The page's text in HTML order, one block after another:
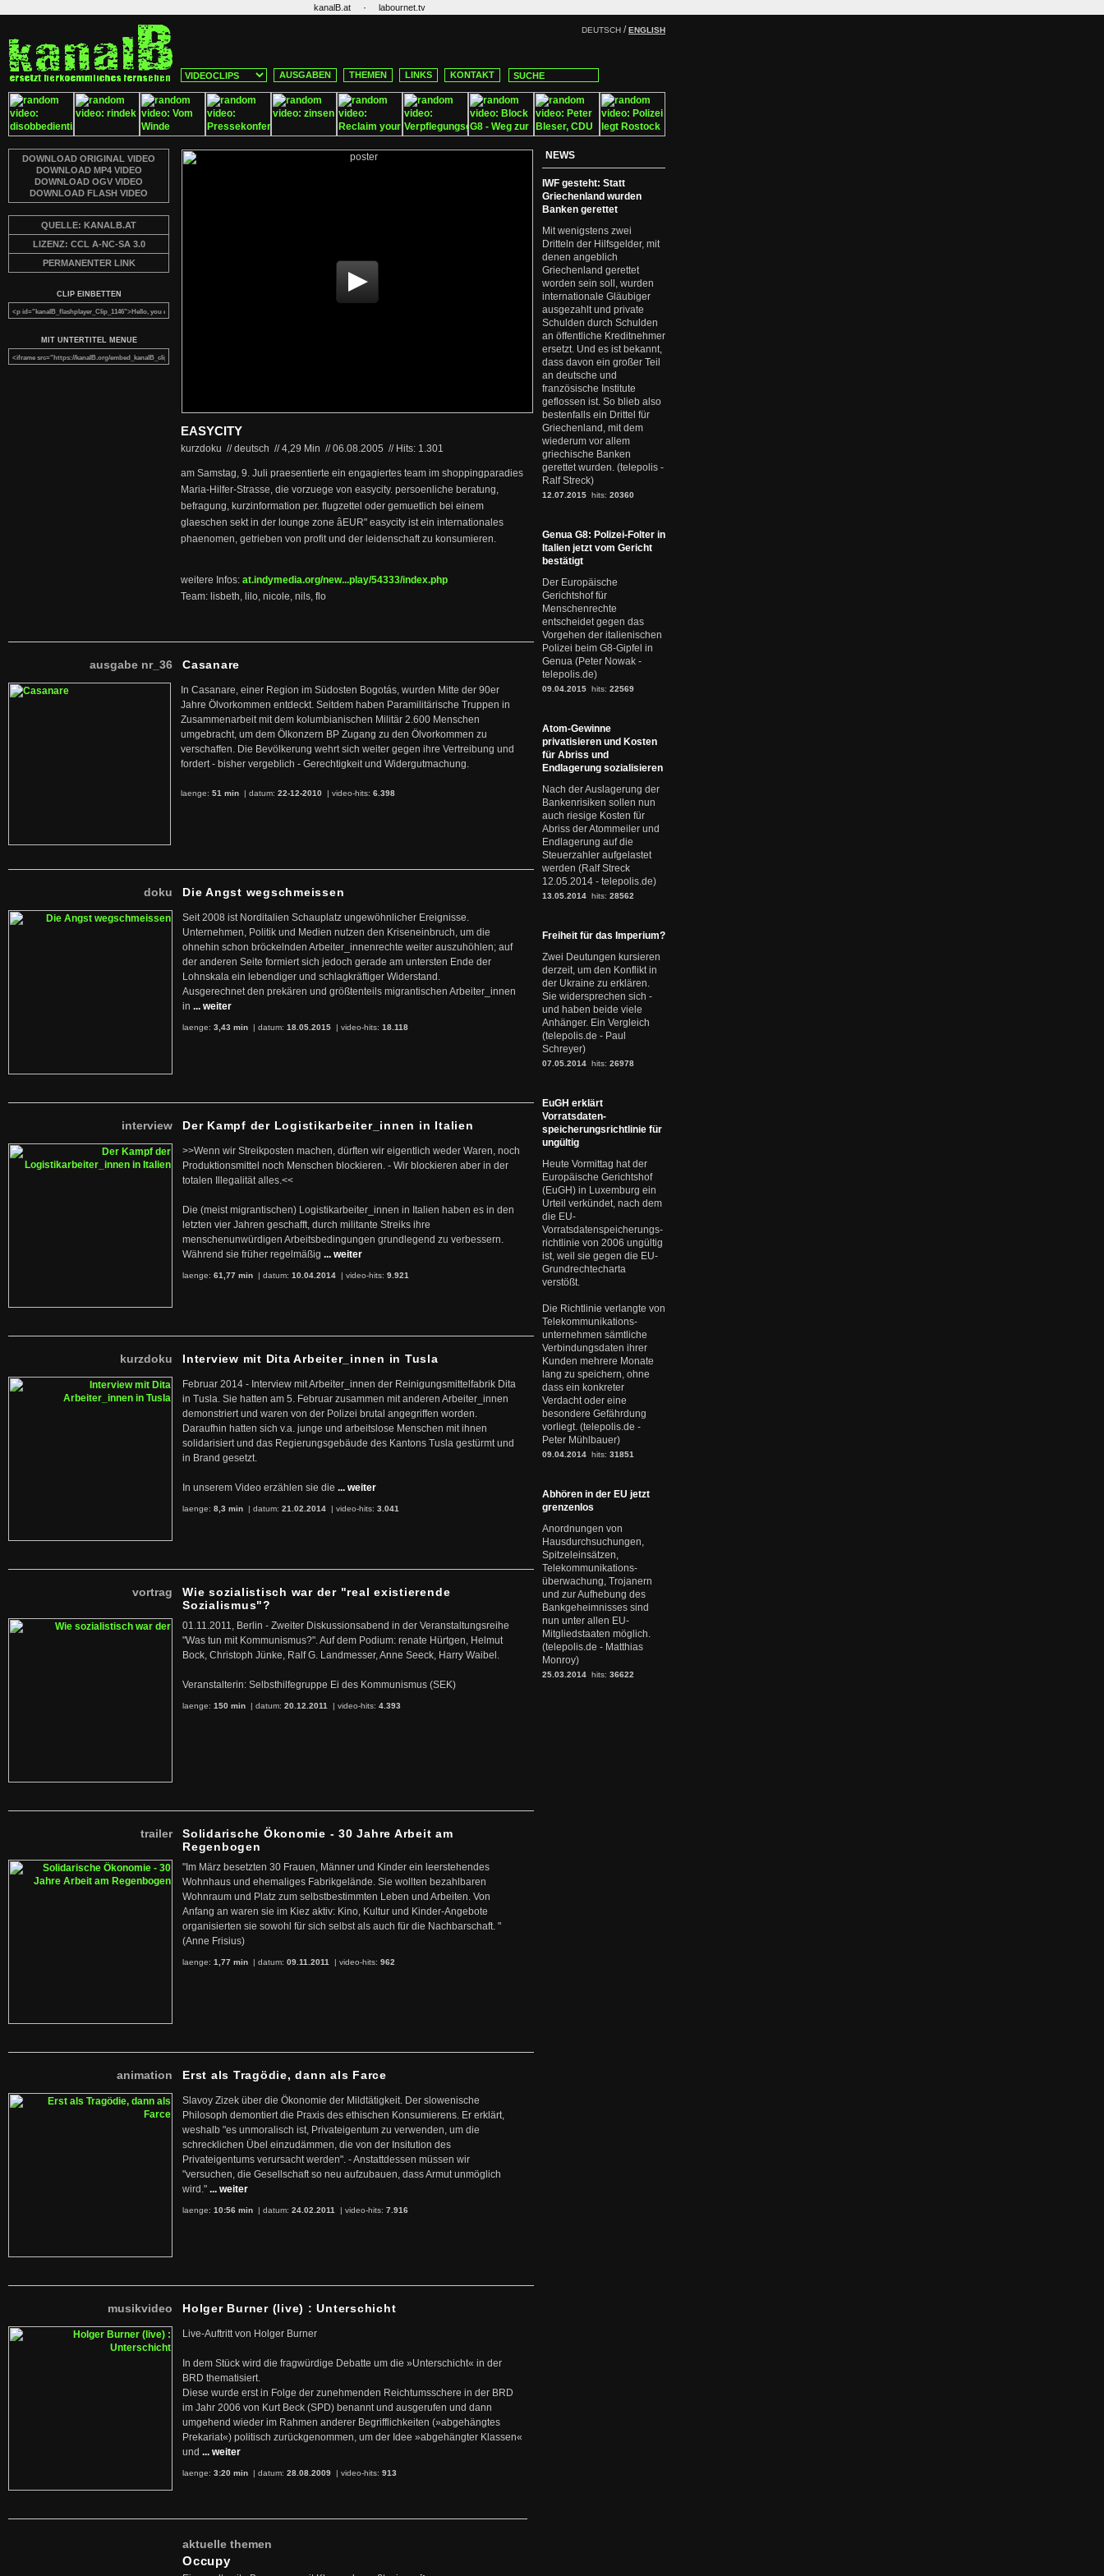
kanalB.at · labournet.tv
DEUTSCH /ENGLISH
AUSGABEN THEMEN LINKS KONTAKT
DOWNLOAD ORIGINAL VIDEO
DOWNLOAD MP4 VIDEO
DOWNLOAD OGV VIDEO
DOWNLOAD FLASH VIDEO
QUELLE: KANALB.AT
LIZENZ: CCL A-NC-SA 3.0
PERMANENTER LINK
CLIP EINBETTEN
MIT UNTERTITEL MENUE
EASYCITY
kurzdoku // deutsch //4,29 Min //06.08.2005 // Hits: 1.301
am Samstag, 9. Juli praesentierte ein engagiertes team im shoppingparadies
Maria-Hilfer-Strasse, die vorzuege von easycity. persoenliche beratung,
befragung, kurzinformation per. flugzettel oder gemuetlich bei einem
glaeschen sekt in der lounge zone âEUR" easycity ist ein internationales
phaenomen, getrieben von profit und der leidenschaft zu konsumieren.
weitere Infos: at.indymedia.org/new...play/54333/index.php
Team: lisbeth, lilo, nicole, nils, flo
ausgabe nr_36 Casanare
In Casanare, einer Region im Südosten Bogotás, wurden Mitte der 90er
Jahre Ölvorkommen entdeckt. Seitdem haben Paramilitärische Truppen in
Zusammenarbeit mit dem kolumbianischen Militär 2.600 Menschen
umgebracht, um dem Ölkonzern BP Zugang zu den Ölvorkommen zu
verschaffen. Die Bevölkerung wehrt sich weiter gegen ihre Vertreibung und
fordert - bisher vergeblich - Gerechtigkeit und Widergutmachung.
laenge: 51 min | datum: 22-12-2010 | video-hits: 6.398
doku Die Angst wegschmeissen
Seit 2008 ist Norditalien Schauplatz ungewöhnlicher Ereignisse.
Unternehmen, Politik und Medien nutzen den Kriseneinbruch, um die
ohnehin schon bröckelnden Arbeiter_innenrechte weiter auszuhöhlen; auf
der anderen Seite formiert sich jedoch gerade am untersten Ende der
Lohnskala ein lebendiger und schlagkräftiger Widerstand.
Ausgerechnet den prekären und größtenteils migrantischen Arbeiter_innen
in ... weiter
laenge: 3,43 min | datum: 18.05.2015 | video-hits: 18.118
interview Der Kampf der Logistikarbeiter_innen in Italien
>>Wenn wir Streikposten machen, dürften wir eigentlich weder Waren, noch
Produktionsmittel noch Menschen blockieren. - Wir blockieren aber in der
totalen Illegalität alles.<<
Die (meist migrantischen) Logistikarbeiter_innen in Italien haben es in den
letzten vier Jahren geschafft, durch militante Streiks ihre
menschenunwürdigen Arbeitsbedingungen grundlegend zu verbessern.
Während sie früher regelmäßig ... weiter
laenge: 61,77 min | datum: 10.04.2014 | video-hits: 9.921
kurzdoku Interview mit Dita Arbeiter_innen in Tusla
Februar 2014 - Interview mit Arbeiter_innen der Reinigungsmittelfabrik Dita
in Tusla. Sie hatten am 5. Februar zusammen mit anderen Arbeiter_innen
demonstriert und waren von der Polizei brutal angegriffen worden.
Daraufhin hatten sich v.a. junge und arbeitslose Menschen mit ihnen
solidarisiert und das Regierungsgebäude des Kantons Tusla gestürmt und
in Brand gesetzt.
In unserem Video erzählen sie die ... weiter
laenge: 8,3 min | datum: 21.02.2014 | video-hits: 3.041
vortrag
Wie sozialistisch war der "real existierende
Sozialismus"?
01.11.2011, Berlin - Zweiter Diskussionsabend in der Veranstaltungsreihe
"Was tun mit Kommunismus?". Auf dem Podium: renate Hürtgen, Helmut
Bock, Christoph Jünke, Ralf G. Landmesser, Anne Seeck, Harry Waibel.
Veranstalterin: Selbsthilfegruppe Ei des Kommunismus (SEK)
laenge: 150 min | datum: 20.12.2011 | video-hits: 4.393
trailer
Solidarische Ökonomie - 30 Jahre Arbeit am
Regenbogen
"Im März besetzten 30 Frauen, Männer und Kinder ein leerstehendes
Wohnhaus und ehemaliges Fabrikgelände. Sie wollten bezahlbaren
Wohnraum und Platz zum selbstbestimmten Leben und Arbeiten. Von
Anfang an waren sie im Kiez aktiv: Kino, Kultur und Kinder-Angebote
organisierten sie sowohl für sich selbst als auch für die Nachbarschaft. "
(Anne Frisius)
laenge: 1,77 min | datum: 09.11.2011 | video-hits: 962
animation Erst als Tragödie, dann als Farce
Slavoy Zizek über die Ökonomie der Mildtätigkeit. Der slowenische
Philosoph demontiert die Praxis des ethischen Konsumierens. Er erklärt,
weshalb "es unmoralisch ist, Privateigentum zu verwenden, um die
schrecklichen Übel einzudämmen, die von der Insitution des
Privateigentums verursacht werden". - Anstattdessen müssen wir
"versuchen, die Gesellschaft so neu aufzubauen, dass Armut unmöglich
wird." ... weiter
laenge: 10:56 min | datum: 24.02.2011 | video-hits: 7.916
musikvideo Holger Burner (live) : Unterschicht
Live-Auftritt von Holger Burner
In dem Stück wird die fragwürdige Debatte um die »Unterschicht« in der
BRD thematisiert.
Diese wurde erst in Folge der zunehmenden Reichtumsschere in der BRD
im Jahr 2006 von Kurt Beck (SPD) benannt und ausgerufen und dann
umgehend wieder im Rahmen anderer Begrifflichkeiten (»abgehängtes
Prekariat«) politisch zurückgenommen, um der Idee »abgehängter Klassen«
und ... weiter
laenge: 3:20 min | datum: 28.08.2009 | video-hits: 913
aktuelle themen
Occupy
NEWS
IWF gesteht: Statt
Griechenland wurden
Banken gerettet
Mit wenigstens zwei
Dritteln der Hilfsgelder, mit
denen angeblich
Griechenland gerettet
worden sein soll, wurden
internationale Gläubiger
ausgezahlt und private
Schulden durch Schulden
an öffentliche Kreditnehmer
ersetzt. Und es ist bekannt,
dass davon ein großer Teil
an deutsche und
französische Institute
geflossen ist. So blieb also
bestenfalls ein Drittel für
Griechenland, mit dem
wiederum vor allem
griechische Banken
gerettet wurden. (telepolis -
Ralf Streck)
12.07.2015 hits: 20360
Genua G8: Polizei-Folter in
Italien jetzt vom Gericht
bestätigt
Der Europäische
Gerichtshof für
Menschenrechte
entscheidet gegen das
Vorgehen der italienischen
Polizei beim G8-Gipfel in
Genua (Peter Nowak -
telepolis.de)
09.04.2015 hits: 22569
Atom-Gewinne
privatisieren und Kosten
für Abriss und
Endlagerung sozialisieren
Nach der Auslagerung der
Bankenrisiken sollen nun
auch riesige Kosten für
Abriss der Atommeiler und
Endlagerung auf die
Steuerzahler aufgelastet
werden (Ralf Streck
12.05.2014 - telepolis.de)
13.05.2014 hits: 28562
Freiheit für das Imperium?
Zwei Deutungen kursieren
derzeit, um den Konflikt in
der Ukraine zu erklären.
Sie widersprechen sich -
und haben beide viele
Anhänger. Ein Vergleich
(telepolis.de - Paul
Schreyer)
07.05.2014 hits: 26978
EuGH erklärt
Vorratsdaten-
speicherungsrichtlinie für
ungültig
Heute Vormittag hat der
Europäische Gerichtshof
(EuGH) in Luxemburg ein
Urteil verkündet, nach dem
die EU-
Vorratsdatenspeicherungs-
richtlinie von 2006 ungültig
ist, weil sie gegen die EU-
Grundrechtecharta
verstößt.
Die Richtlinie verlangte von
Telekommunikations-
unternehmen sämtliche
Verbindungsdaten ihrer
Kunden mehrere Monate
lang zu speichern, ohne
dass ein konkreter
Verdacht oder eine
besondere Gefährdung
vorliegt. (telepolis.de -
Peter Mühlbauer)
09.04.2014 hits: 31851
Abhören in der EU jetzt
grenzenlos
Anordnungen von
Hausdurchsuchungen,
Spitzeleinsätzen,
Telekommunikations-
überwachung, Trojanern
und zur Aufhebung des
Bankgeheimnisses sind
nun unter allen EU-
Mitgliedstaaten möglich.
(telepolis.de - Matthias
Monroy)
25.03.2014 hits: 36622